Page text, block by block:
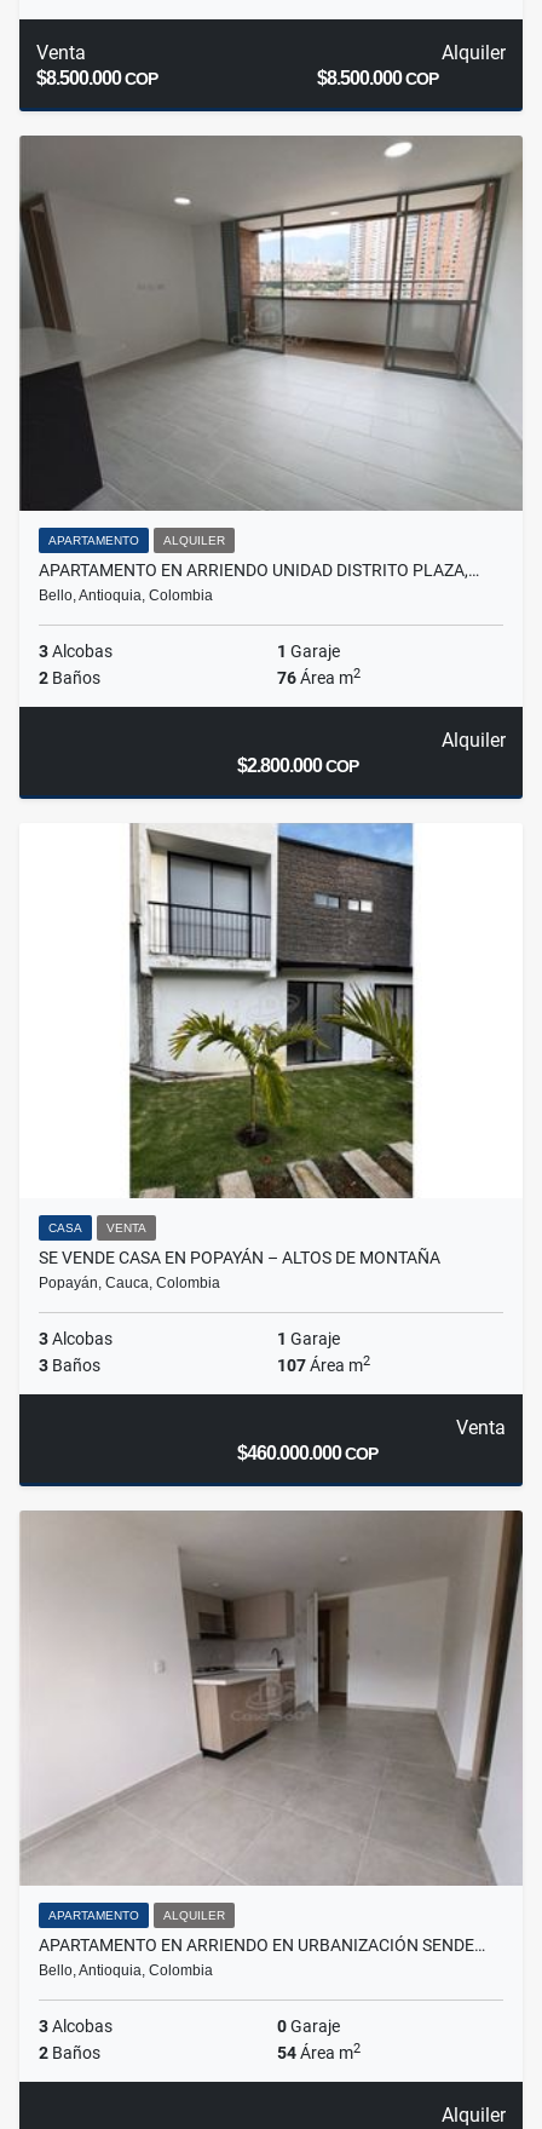
Venta
$8.500.000COP
Alquiler
$8.500.000COP
APARTAMENTO ALQUILER
APARTAMENTO EN ARRIENDO UNIDAD DISTRITO PLAZA,…
Bello, Antioquia, Colombia
3Alcobas 1 Garaje
2 Baños 76Área m2
Alquiler
$2.800.000COP
CASA VENTA
SE VENDE CASA EN POPAYÁN – ALTOS DE MONTAÑA
Popayán, Cauca, Colombia
3Alcobas 1 Garaje
3 Baños 107Área m2
Venta
$460.000.000COP
APARTAMENTO ALQUILER
APARTAMENTO EN ARRIENDO EN URBANIZACIÓN SENDE…
Bello, Antioquia, Colombia
3Alcobas 0Garaje
2 Baños 54Área m2
Alquiler